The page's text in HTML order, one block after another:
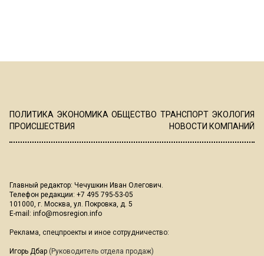
ПОЛИТИКА ЭКОНОМИКА ОБЩЕСТВО ТРАНСПОРТ ЭКОЛОГИЯ
ПРОИСШЕСТВИЯ
НОВОСТИ КОМПАНИЙ
Главный редактор: Чечушкин Иван Олегович.
Телефон редакции: +7 495 795-53-05
101000, г. Москва, ул. Покровка, д. 5
E-mail: info@mosregion.info
Реклама, спецпроекты и иное сотрудничество:
Игорь Дбар (Руководитель отдела продаж)